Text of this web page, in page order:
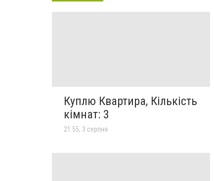
Куплю Квартира, Кількість
кімнат: 3
21:55, 3 серпня